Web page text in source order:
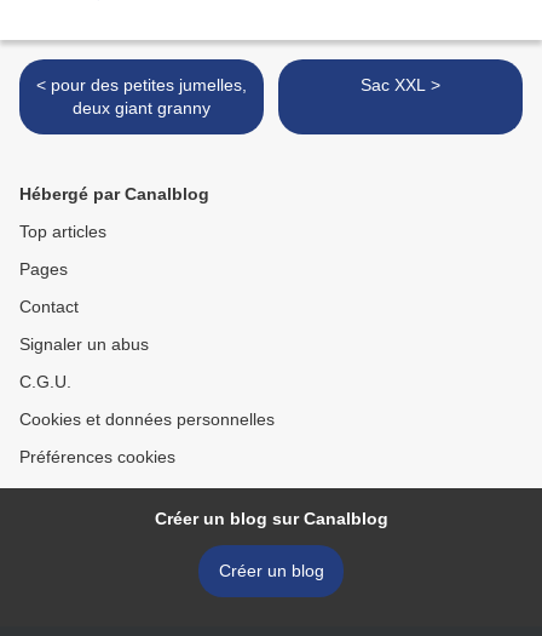
< pour des petites jumelles,
deux giant granny
Sac XXL >
Hébergé par Canalblog
Top articles
Pages
Contact
Signaler un abus
C.G.U.
Cookies et données personnelles
Préférences cookies
Créer un blog sur Canalblog
Créer un blog